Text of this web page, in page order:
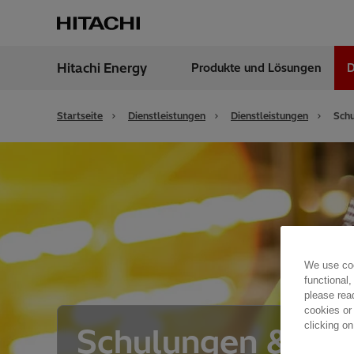
Hitachi Energy Produkte und Lösungen
Startseite Dienstleistungen Dienstleistungen
Schulungen &
We use
please
cookies
clicking